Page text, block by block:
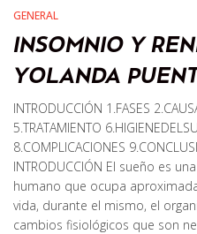
GENERAL
INSOMNIO Y
YOLANDA
INTRODUCCIÓN 1.FASES
5.TRATAMIENTO
8.COMPLICACIONES
INTRODUCCIÓN El sueño es
humano que ocupa
vida, durante el mismo, el
cambios fisiológicos que son